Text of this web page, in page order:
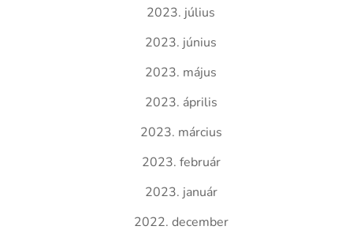
2023. július
2023. június
2023. május
2023. április
2023. március
2023. február
2023. január
2022. december